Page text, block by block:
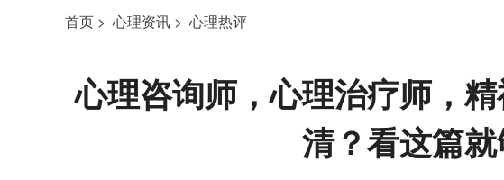
首页 > 心理资讯 > 心理热评
心理咨询师，心理治疗师，
清？看这篇就